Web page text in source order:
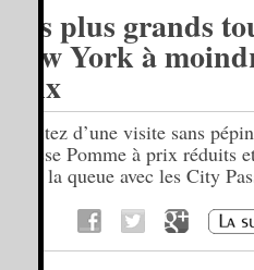
Les plus grands
New York à
prix
Profitez d’une visite sans
Grosse Pomme à prix réduits
faire la queue avec les City